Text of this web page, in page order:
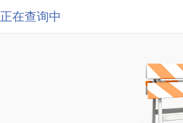
正在查询中